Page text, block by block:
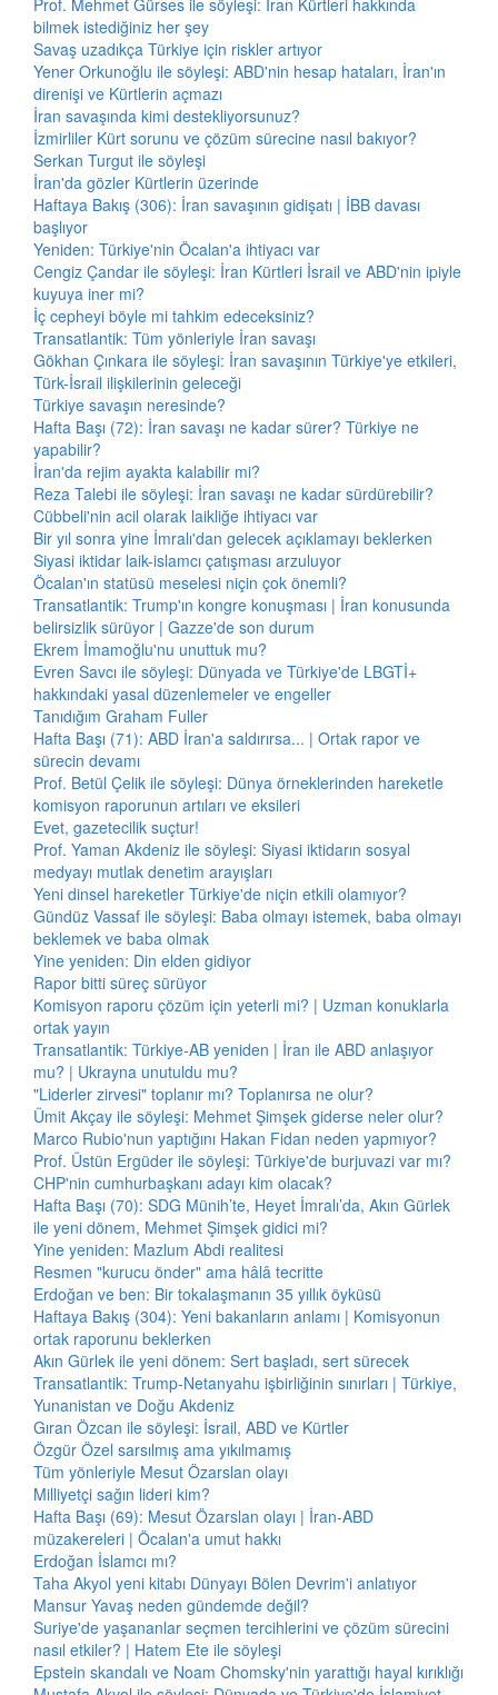
Prof. Mehmet Gürses ile söyleşi: İran Kürtleri hakkında
bilmek istediğiniz her şey
Savaş uzadıkça Türkiye için riskler artıyor
Yener Orkunoğlu ile söyleşi: ABD'nin hesap hataları, İran'ın
direnişi ve Kürtlerin açmazı
İran savaşında kimi destekliyorsunuz?
İzmirliler Kürt sorunu ve çözüm sürecine nasıl bakıyor?
Serkan Turgut ile söyleşi
İran'da gözler Kürtlerin üzerinde
Haftaya Bakış (306): İran savaşının gidişatı | İBB davası
başlıyor
Yeniden: Türkiye'nin Öcalan'a ihtiyacı var
Cengiz Çandar ile söyleşi: İran Kürtleri İsrail ve ABD'nin ipiyle
kuyuya iner mi?
İç cepheyi böyle mi tahkim edeceksiniz?
Transatlantik: Tüm yönleriyle İran savaşı
Gökhan Çınkara ile söyleşi: İran savaşının Türkiye'ye etkileri,
Türk-İsrail ilişkilerinin geleceği
Türkiye savaşın neresinde?
Hafta Başı (72): İran savaşı ne kadar sürer? Türkiye ne
yapabilir?
İran'da rejim ayakta kalabilir mi?
Reza Talebi ile söyleşi: İran savaşı ne kadar sürdürebilir?
Cübbeli'nin acil olarak laikliğe ihtiyacı var
Bir yıl sonra yine İmralı'dan gelecek açıklamayı beklerken
Siyasi iktidar laik-islamcı çatışması arzuluyor
Öcalan'ın statüsü meselesi niçin çok önemli?
Transatlantik: Trump'ın kongre konuşması | İran konusunda
belirsizlik sürüyor | Gazze'de son durum
Ekrem İmamoğlu'nu unuttuk mu?
Evren Savcı ile söyleşi: Dünyada ve Türkiye'de LBGTİ+
hakkındaki yasal düzenlemeler ve engeller
Tanıdığım Graham Fuller
Hafta Başı (71): ABD İran'a saldırırsa... | Ortak rapor ve
sürecin devamı
Prof. Betül Çelik ile söyleşi: Dünya örneklerinden hareketle
komisyon raporunun artıları ve eksileri
Evet, gazetecilik suçtur!
Prof. Yaman Akdeniz ile söyleşi: Siyasi iktidarın sosyal
medyayı mutlak denetim arayışları
Yeni dinsel hareketler Türkiye'de niçin etkili olamıyor?
Gündüz Vassaf ile söyleşi: Baba olmayı istemek, baba olmayı
beklemek ve baba olmak
Yine yeniden: Din elden gidiyor
Rapor bitti süreç sürüyor
Komisyon raporu çözüm için yeterli mi? | Uzman konuklarla
ortak yayın
Transatlantik: Türkiye-AB yeniden | İran ile ABD anlaşıyor
mu? | Ukrayna unutuldu mu?
"Liderler zirvesi" toplanır mı? Toplanırsa ne olur?
Ümit Akçay ile söyleşi: Mehmet Şimşek giderse neler olur?
Marco Rubio'nun yaptığını Hakan Fidan neden yapmıyor?
Prof. Üstün Ergüder ile söyleşi: Türkiye'de burjuvazi var mı?
CHP'nin cumhurbaşkanı adayı kim olacak?
Hafta Başı (70): SDG Münih’te, Heyet İmralı’da, Akın Gürlek
ile yeni dönem, Mehmet Şimşek gidici mi?
Yine yeniden: Mazlum Abdi realitesi
Resmen "kurucu önder" ama hâlâ tecritte
Erdoğan ve ben: Bir tokalaşmanın 35 yıllık öyküsü
Haftaya Bakış (304): Yeni bakanların anlamı | Komisyonun
ortak raporunu beklerken
Akın Gürlek ile yeni dönem: Sert başladı, sert sürecek
Transatlantik: Trump-Netanyahu işbirliğinin sınırları | Türkiye,
Yunanistan ve Doğu Akdeniz
Gıran Özcan ile söyleşi: İsrail, ABD ve Kürtler
Özgür Özel sarsılmış ama yıkılmamış
Tüm yönleriyle Mesut Özarslan olayı
Milliyetçi sağın lideri kim?
Hafta Başı (69): Mesut Özarslan olayı | İran-ABD
müzakereleri | Öcalan'a umut hakkı
Erdoğan İslamcı mı?
Taha Akyol yeni kitabı Dünyayı Bölen Devrim'i anlatıyor
Mansur Yavaş neden gündemde değil?
Suriye'de yaşananlar seçmen tercihlerini ve çözüm sürecini
nasıl etkiler? | Hatem Ete ile söyleşi
Epstein skandalı ve Noam Chomsky'nin yarattığı hayal kırıklığı